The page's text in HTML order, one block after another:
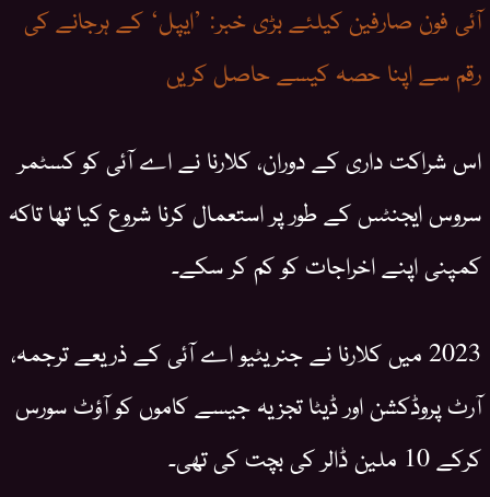
آئی فون صارفین کیلئے بڑی خبر: ’ایپل‘ کے ہرجانے کی
رقم سے اپنا حصہ کیسے حاصل کریں
اس شراکت داری کے دوران، کلارنا نے اے آئی کو کسٹمر
سروس ایجنٹس کے طور پر استعمال کرنا شروع کیا تھا تاکہ
کمپنی اپنے اخراجات کو کم کر سکے۔
2023 میں کلارنا نے جنریٹیو اے آئی کے ذریعے ترجمہ،
آرٹ پروڈکشن اور ڈیٹا تجزیہ جیسے کاموں کو آؤٹ سورس
کرکے 10 ملین ڈالر کی بچت کی تھی۔